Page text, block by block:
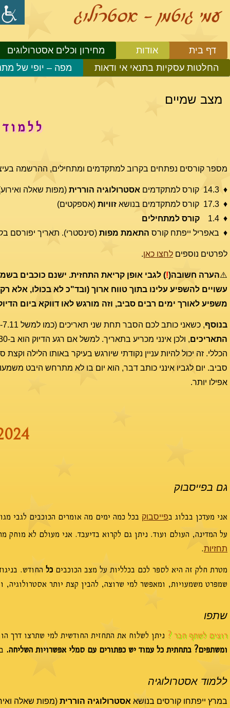
דף בית אודות
מחירון וכלים אסטרולוגים
החלטות עסקיות בתנאי אי ודאות
מפה – יופי של
מצב שמיים
מספר קורסים נפתחים בקרוב למתקדמים ומתחילים, ההרשמה
♦ 14.3 קורס למתקדמים אסטרולוגיה הוררית (מפות שאלה
♦ 17.3 קורס למתקדמים בנושא
זוויות (אספקטים)
♦ 1.4
קורס למתחילים
♦ באפריל ייפתח קורס התאמת מפות (סינסטרי). תאריך יפורסם
לפרטים נוספים לחצו כאן.
⚠️הערה חשובה(!) לגבי אופן קריאת התחזית. ישנם כוכבים
עשויים להשפיע עלינו בתוך טווח ארוך (ובד"כ לא בכולו, אלא
משפיע לאורך ימים רבים סביב, וזה מורגש לאו דווקא ביום
בנוסף, כשאני כותב לכם הסבר תחת שני תאריכים (כמו למשל 6-7.11), זה בגלל שזמן הדיוק של ההיבט בשמיים נמצא בשעות הערב-לילה
התאריכים
הכללי. זה יכול להיות עניין נקודתי שיורגש בעיקר באותו הלילה
סביב. יום לגביו אינני כותב דבר, הוא יום בו לא מתרחש היבט
אפילו יותר.
גם בפייסבוק
אני מעדכן בבלוג בפייסבוק בכל כמה ימים מה אומרים הכוכבים לגבי
על המדינה, העולם ועוד. ניתן גם לקרוא בדיעבד. אני מעולם לא
תחזיות.
מטרת חלק זה היא לספר לכם בכלליות על מצב הכוכבים כל החודש.
שמפרט משמעויות, ומאפשר למי שרוצה, להבין קצת יותר אסטרולוגיה,
שתפו
רוצים לשתף חבר ? ניתן לשלוח את התחזית החודשית למי שתרצו דרך
ומשתפים? בתחתית כל עמוד יש כפתורים עם סמלי אפשרויות השליחה.
ללמוד אסטרולוגיה
במרץ ייפתחו קורסים בנושא אסטרולוגיה הוררית (מפות שאלה